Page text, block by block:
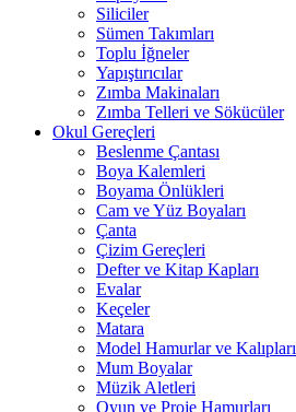
Siliciler
Sümen Takımları
Toplu İğneler
Yapıştırıcılar
Zımba Makinaları
Zımba Telleri ve Sökücüler
Okul Gereçleri
Beslenme Çantası
Boya Kalemleri
Boyama Önlükleri
Cam ve Yüz Boyaları
Çanta
Çizim Gereçleri
Defter ve Kitap Kapları
Evalar
Keçeler
Matara
Model Hamurlar ve Kalıpları
Mum Boyalar
Müzik Aletleri
Oyun ve Proje Hamurları